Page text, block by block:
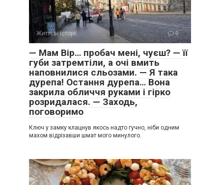
Життєві історії 0
— Мам Вір… пробач мені, чуєш? — її
губи затремтіли, а очі вмить
наповнилися сльозами. — Я така
дурепа! Остання дурепа… Вона
закрила обличчя руками і гірко
розридалася. — Заходь,
поговоримо
Ключ у замку клацнув якось надто гучно, ніби одним
махом відрізавши шмат мого минулого.